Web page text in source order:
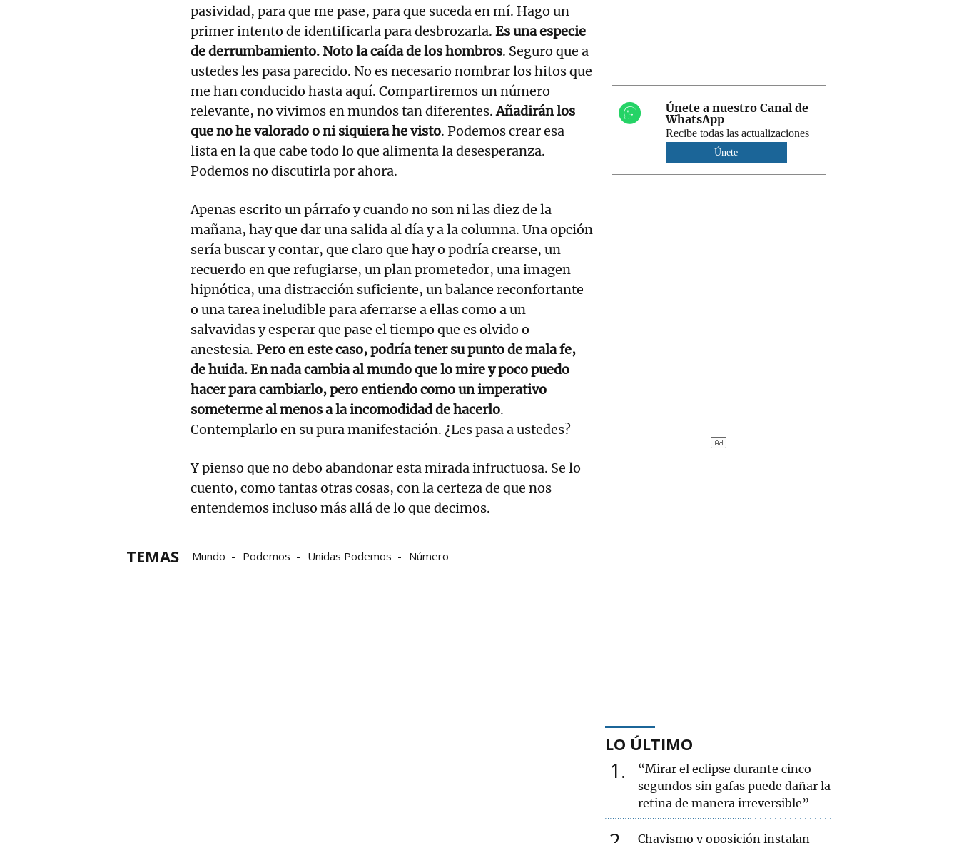
pasividad, para que me pase, para que suceda en mí. Hago un
primer intento de identificarla para desbrozarla. Es una especie
de derrumbamiento. Noto la caída de los hombros. Seguro que a
ustedes les pasa parecido. No es necesario nombrar los hitos que
me han conducido hasta aquí. Compartiremos un número
relevante, no vivimos en mundos tan diferentes.Añadirán los
que no he valorado o ni siquiera he visto. Podemos crear esa
lista en la que cabe todo lo que alimenta la desesperanza.
Podemos no discutirla por ahora.
Apenas escrito un párrafo y cuando no son ni las diez de la
mañana, hay que dar una salida al día y a la columna. Una opción
sería buscar y contar, que claro que hay o podría crearse, un
recuerdo en que refugiarse, un plan prometedor, una imagen
hipnótica, una distracción suficiente, un balance reconfortante
o una tarea ineludible para aferrarse a ellas como a un
salvavidas y esperar que pase el tiempo que es olvido o
anestesia. Pero en este caso, podría tener su punto de mala fe,
de huida.En nada cambia al mundo que lo mire y poco puedo
hacer para cambiarlo, pero entiendo como un imperativo
someterme al menos a la incomodidad de hacerlo.
Contemplarlo en su pura manifestación. ¿Les pasa a ustedes?
Y pienso que no debo abandonar esta mirada infructuosa. Se lo
cuento, como tantas otras cosas, con la certeza de que nos
entendemos incluso más allá de lo que decimos.
TEMAS Mundo Podemos Unidas Podemos Número
Únete a nuestro Canal de
WhatsApp
Recibe todas las actualizaciones
Únete
LO ÚLTIMO
1
“Mirar el eclipse durante cinco
segundos sin gafas puede dañar la
retina de manera irreversible”
Chavismo y oposición instalan